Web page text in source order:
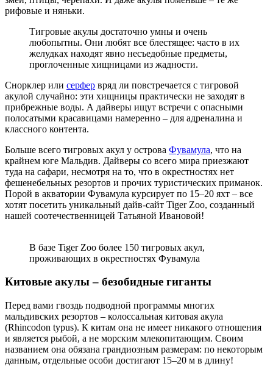
рифовые и няньки.
Тигровые акулы достаточно умны и очень
любопытны. Они любят все блестящее: часто в их
желудках находят явно несъедобные предметы,
проглоченные хищницами из жадности.
Снорклер или серфер вряд ли повстречается с тигровой
акулой случайно: эти хищницы практически не заходят в
прибрежные воды. А дайверы ищут встречи с опасными
полосатыми красавицами намеренно – для адреналина и
классного контента.
Больше всего тигровых акул у острова Фувамула, что на
крайнем юге Мальдив. Дайверы со всего мира приезжают
туда на сафари, несмотря на то, что в окрестностях нет
фешенебельных резортов и прочих туристических приманок.
Порой в акватории Фувамула курсирует по 15–20 яхт – все
хотят посетить уникальный дайв-сайт Tiger Zoo, созданный
нашей соотечественницей Татьяной Ивановой!
В базе Tiger Zoo более 150 тигровых акул,
проживающих в окрестностях Фувамула
Китовые акулы – безобидные гиганты
Перед вами гвоздь подводной программы многих
мальдивских резортов – колоссальная китовая акула
(Rhincodon typus). К китам она не имеет никакого отношения
и является рыбой, а не морским млекопитающим. Своим
названием она обязана грандиозным размерам: по некоторым
данным, отдельные особи достигают 15–20 м в длину!